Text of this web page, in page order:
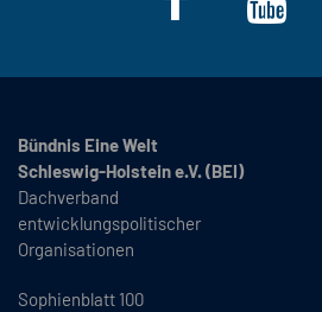
Bündnis Eine Welt
Schleswig-Holstein e.V. (BEI)
Dachverband
entwicklungspolitischer
Organisationen
Sophienblatt 100